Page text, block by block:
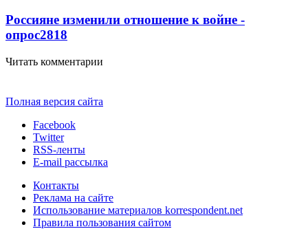
Россияне изменили отношение к войне -
опрос2818
Читать комментарии
Полная версия сайта
Facebook
Twitter
RSS-ленты
E-mail рассылка
Контакты
Реклама на сайте
Использование материалов korrespondent.net
Правила пользования сайтом